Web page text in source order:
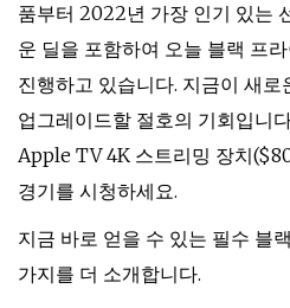
품부터 2022년 가장 인기 있는
운 딜을 포함하여 오늘 블랙 프
진행하고 있습니다. 지금이 새
업그레이드할 절호의 기회입니
Apple TV 4K 스트리밍 장치
경기를 시청하세요.
지금 바로 얻을 수 있는 필수 블
가지를 더 소개합니다.